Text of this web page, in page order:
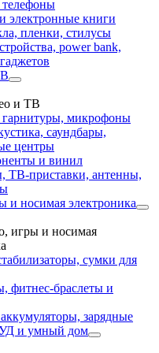
электронные книги
пленки, стилусы
power bank,
и ТВ
микрофоны
саундбары,
центры
и винил
ТВ-приставки, антенны,
и носимая электроника
игры и носимая
сумки для
фитнес-браслеты и
зарядные
и умный дом